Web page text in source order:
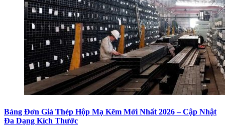
Bảng Đơn Giá Thép Hộp Mạ Kẽm Mới Nhất 2026 – Cập Nhật
Đa Dạng Kích Thước